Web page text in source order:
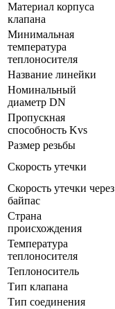
Материал корпуса
клапана
Минимальная
температура
теплоносителя
Название линейки
Номинальный
диаметр DN
Пропускная
способность Kvs
Размер резьбы
Скорость утечки
Скорость утечки через
байпас
Страна
происхождения
Температура
теплоносителя
Теплоноситель
Тип клапана
Тип соединения